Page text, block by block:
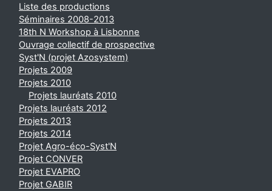
Liste des productions
Séminaires 2008-2013
18th N Workshop à Lisbonne
Ouvrage collectif de prospective
Syst'N (projet Azosystem)
Projets 2009
Projets 2010
Projets lauréats 2010
Projets lauréats 2012
Projets 2013
Projets 2014
Projet Agro-éco-Syst'N
Projet CONVER
Projet EVAPRO
Projet GABIR